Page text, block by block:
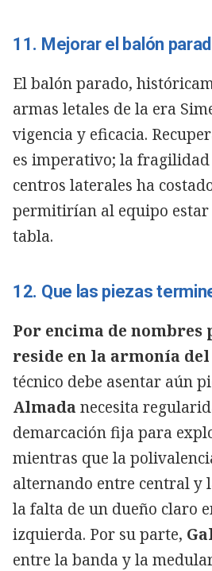
11. Mejorar el balón
El balón parado,
armas letales de la era
vigencia y eficacia.
es imperativo; la fragilidad
centros laterales ha
permitirían al equipo estar
tabla.
12. Que las piezas
Por encima de
reside en la armonía
técnico debe asentar aún
Almada necesita
demarcación fija para
mientras que la
alternando entre central y
la falta de un dueño claro
izquierda. Por su parte,
entre la banda y la